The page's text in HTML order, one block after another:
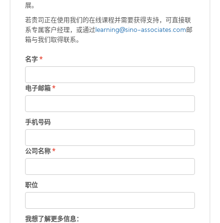
展。
若贵司正在使用我们的在线课程并需要获得支持，可直接联
系专属客户经理，或通过learning@sino-associates.com邮
箱与我们取得联系。
名字*
电子邮箱*
手机号码
公司名称*
职位
我想了解更多信息：